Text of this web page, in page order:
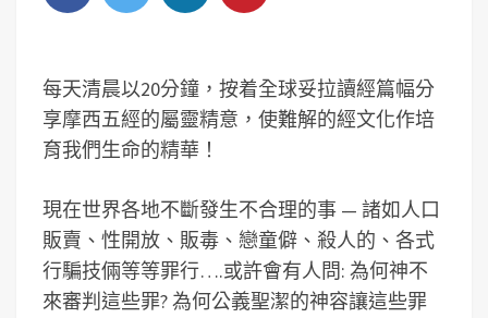
每天清晨以20分鐘，按着全球妥拉讀經篇幅分
享摩西五經的屬靈精意，使難解的經文化作培
育我們生命的精華！
現在世界各地不斷發生不合理的事 — 諸如人口
販賣、性開放、販毒、戀童僻、殺人的、各式
行騙技倆等等罪行….或許會有人問: 為何神不
來審判這些罪? 為何公義聖潔的神容讓這些罪